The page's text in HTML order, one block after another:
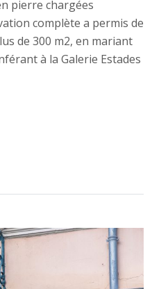
pierre chargées
complète a permis de
de 300 m2, en mariant
à la Galerie Estades